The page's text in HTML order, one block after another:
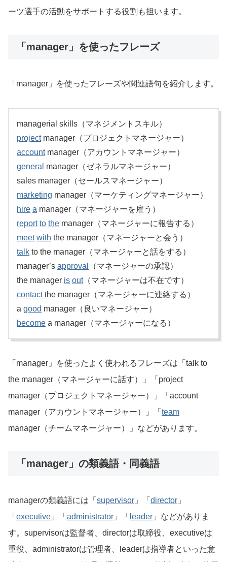
ーツ選手の活動をサポートする役割も担います。
「manager」を使ったフレーズ
「manager」を使ったフレーズや関連語句を紹介します。
managerial skills（マネジメントスキル）
projectmanager（プロジェクトマネージャー）
accountmanager（アカウントマネージャー）
general manager（ゼネラルマネージャー）
sales manager（セールスマネージャー）
marketing manager（マーケティングマネージャー）
hire a manager（マネージャーを雇う）
report to the manager（マネージャーに報告する）
meet with the manager（マネージャーと会う）
talk to the manager（マネージャーと話をする）
manager’s approval
（マネージャーの承認）
the manager is out（マネージャーは不在です）
contactthe manager（マネージャーに連絡する）
a good manager（良いマネージャー）
become a manager（マネージャーになる）
「manager」を使ったよく使われるフレーズは「talk to
the manager（マネージャーに話す）」「project
manager（プロジェクトマネージャー）」「account
manager（アカウントマネージャー）」「 team
manager（チームマネージャー）」などがあります。
「manager」の類義語・同義語
managerの類義語には「 supervisor 」「 director 」
「 executive 」「 administrator 」「 leader 」などがありま
す。supervisorは監督者、directorは取締役、executiveは
重役、administratorは管理者、leaderは指導者といった意